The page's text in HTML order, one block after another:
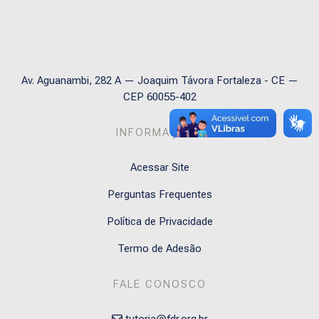
Av. Aguanambi, 282 A — Joaquim Távora Fortaleza - CE —
CEP 60055-402
INFORMAÇÕES
Acessar Site
Perguntas Frequentes
Política de Privacidade
Termo de Adesão
FALE CONOSCO